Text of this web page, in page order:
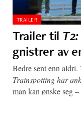
TRAILER
Trailer til
gnistrer av
Bedre sent enn
Trainspotting har
man kan ønske seg –